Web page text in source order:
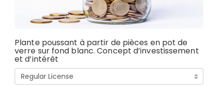
Plante poussant à partir de pièces en pot de
verre sur fond blanc. Concept d’investissement
et d’intérêt